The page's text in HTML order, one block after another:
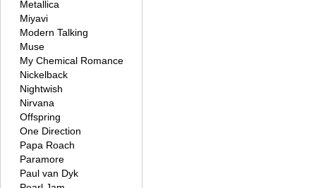
Metallica
Miyavi
Modern Talking
Muse
My Chemical Romance
Nickelback
Nightwish
Nirvana
Offspring
One Direction
Papa Roach
Paramore
Paul van Dyk